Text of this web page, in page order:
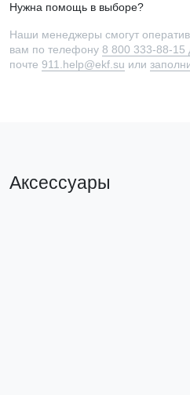
Нужна помощь в выборе?
Наши менеджеры смогут
вам по телефону 8 800 333-88-15
почте 911.help@ekf.su или
Аксессуары